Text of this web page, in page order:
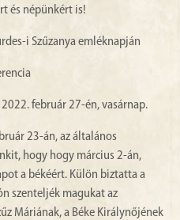
és népünkért is!
i Szűzanya emléknapján
február 27-én, vasárnap.
23-án, az általános
hogy hogy március 2-án,
a békéért. Külön biztatta a
szenteljék magukat az
Máriának, a Béke Királynőjének